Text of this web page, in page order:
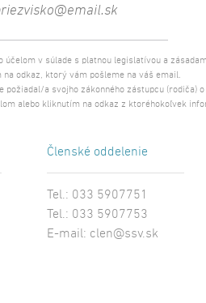
v súlade s platnou legislatívou a
odkaz, ktorý vám pošleme na váš email.
a svojho zákonného zástupcu (rodiča)
alebo kliknutím na odkaz z ktoréhokoľvek
Členské oddelenie
Tel.: 033 5907751
Tel.: 033 5907753
E-mail: clen@ssv.sk